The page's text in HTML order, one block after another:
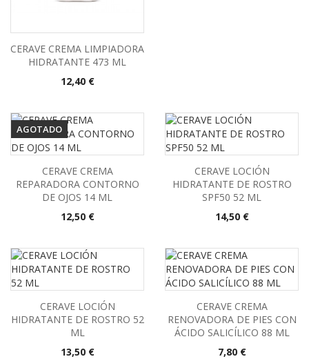
CERAVE CREMA LIMPIADORA
HIDRATANTE 473 ML
Precio
12,40 €
AGOTADO
CERAVE CREMA
REPARADORA CONTORNO
DE OJOS 14 ML
Precio
12,50 €
CERAVE LOCIÓN
HIDRATANTE DE ROSTRO
SPF50 52 ML
Precio
14,50 €
CERAVE LOCIÓN
HIDRATANTE DE ROSTRO 52
ML
Precio
13,50 €
CERAVE CREMA
RENOVADORA DE PIES CON
ÁCIDO SALICÍLICO 88 ML
Precio
7,80 €